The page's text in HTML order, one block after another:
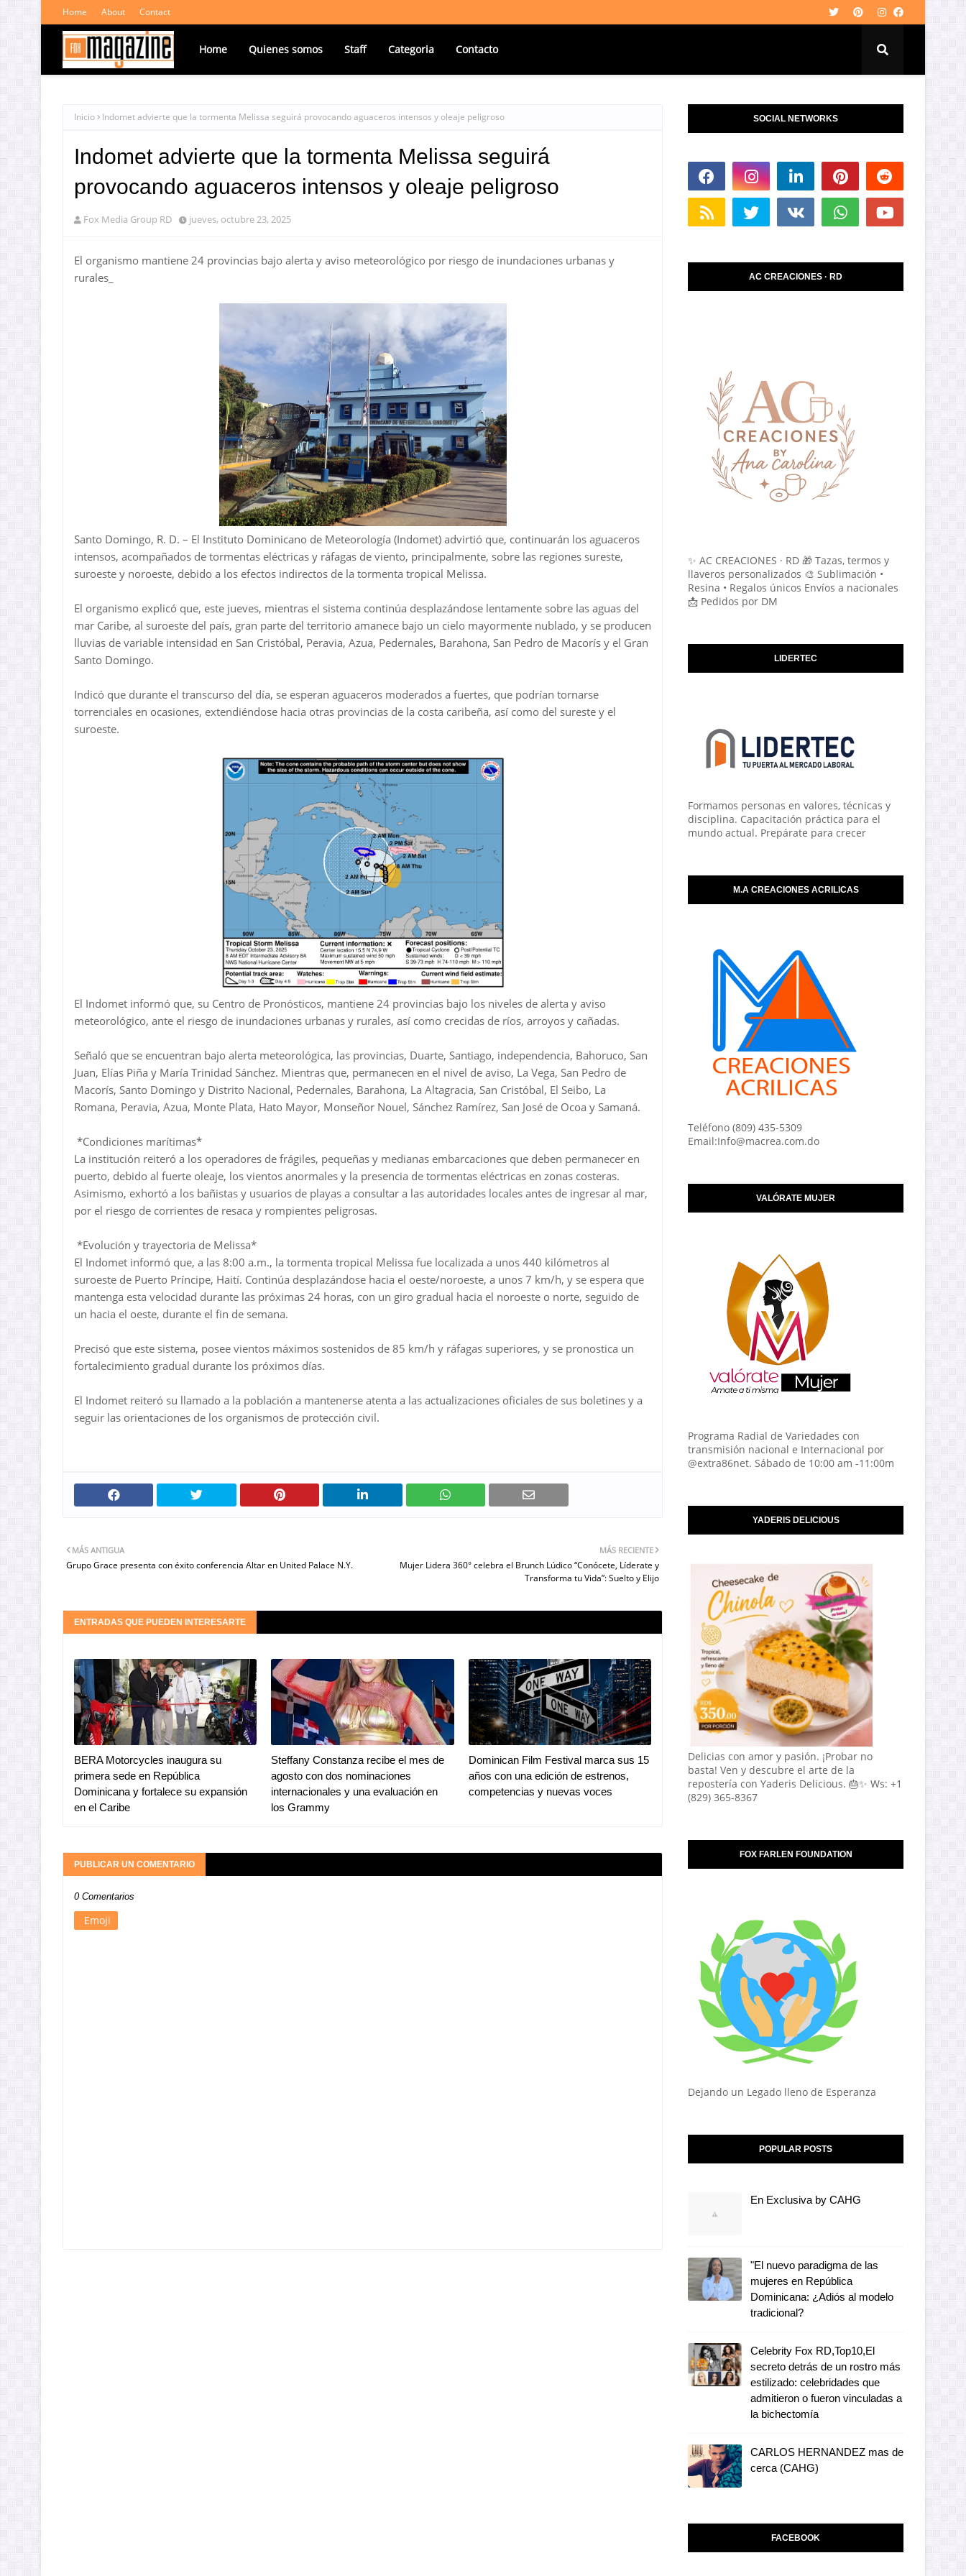
Home About Contact
Home Quienes somos Staff Categoria Contacto
Inicio Indomet advierte que la tormenta Melissa seguirá provocando aguaceros intensos y oleaje peligroso
Indomet advierte que la tormenta Melissa seguirá
provocando aguaceros intensos y oleaje peligroso
Fox Media Group RD jueves, octubre 23, 2025
El organismo mantiene 24 provincias bajo alerta y aviso meteorológico por riesgo de inundaciones urbanas y
rurales_
Santo Domingo, R. D. – El Instituto Dominicano de Meteorología (Indomet) advirtió que, continuarán los aguaceros
intensos, acompañados de tormentas eléctricas y ráfagas de viento, principalmente, sobre las regiones sureste,
suroeste y noroeste, debido a los efectos indirectos de la tormenta tropical Melissa.
El organismo explicó que, este jueves, mientras el sistema continúa desplazándose lentamente sobre las aguas del
mar Caribe, al suroeste del país, gran parte del territorio amanece bajo un cielo mayormente nublado, y se producen
lluvias de variable intensidad en San Cristóbal, Peravia, Azua, Pedernales, Barahona, San Pedro de Macorís y el Gran
Santo Domingo.
Indicó que durante el transcurso del día, se esperan aguaceros moderados a fuertes, que podrían tornarse
torrenciales en ocasiones, extendiéndose hacia otras provincias de la costa caribeña, así como del sureste y el
suroeste.
El Indomet informó que, su Centro de Pronósticos, mantiene 24 provincias bajo los niveles de alerta y aviso
meteorológico, ante el riesgo de inundaciones urbanas y rurales, así como crecidas de ríos, arroyos y cañadas.
Señaló que se encuentran bajo alerta meteorológica, las provincias, Duarte, Santiago, independencia, Bahoruco, San
Juan, Elías Piña y María Trinidad Sánchez. Mientras que, permanecen en el nivel de aviso, La Vega, San Pedro de
Macorís, Santo Domingo y Distrito Nacional, Pedernales, Barahona, La Altagracia, San Cristóbal, El Seibo, La
Romana, Peravia, Azua, Monte Plata, Hato Mayor, Monseñor Nouel, Sánchez Ramírez, San José de Ocoa y Samaná.
*Condiciones marítimas*
La institución reiteró a los operadores de frágiles, pequeñas y medianas embarcaciones que deben permanecer en
puerto, debido al fuerte oleaje, los vientos anormales y la presencia de tormentas eléctricas en zonas costeras.
Asimismo, exhortó a los bañistas y usuarios de playas a consultar a las autoridades locales antes de ingresar al mar,
por el riesgo de corrientes de resaca y rompientes peligrosas.
*Evolución y trayectoria de Melissa*
El Indomet informó que, a las 8:00 a.m., la tormenta tropical Melissa fue localizada a unos 440 kilómetros al
suroeste de Puerto Príncipe, Haití. Continúa desplazándose hacia el oeste/noroeste, a unos 7 km/h, y se espera que
mantenga esta velocidad durante las próximas 24 horas, con un giro gradual hacia el noroeste o norte, seguido de
un hacia el oeste, durante el fin de semana.
Precisó que este sistema, posee vientos máximos sostenidos de 85 km/h y ráfagas superiores, y se pronostica un
fortalecimiento gradual durante los próximos días.
El Indomet reiteró su llamado a la población a mantenerse atenta a las actualizaciones oficiales de sus boletines y a
seguir las orientaciones de los organismos de protección civil.
MÁS RECIENTE
Mujer Lidera 360° celebra el Brunch Lúdico “Conócete, Líderate y
Transforma tu Vida”: Suelto y Elijo
MÁS ANTIGUA
Grupo Grace presenta con éxito conferencia Altar en United Palace N.Y.
ENTRADAS QUE PUEDEN INTERESARTE
BERA Motorcycles inaugura su
primera sede en República
Dominicana y fortalece su expansión
en el Caribe
Steffany Constanza recibe el mes de
agosto con dos nominaciones
internacionales y una evaluación en
los Grammy
Dominican Film Festival marca sus 15
años con una edición de estrenos,
competencias y nuevas voces
PUBLICAR UN COMENTARIO
0 Comentarios
Emoji
SOCIAL NETWORKS
AC CREACIONES · RD
✨ AC CREACIONES · RD 🎁 Tazas, termos y
llaveros personalizados 🎨 Sublimación •
Resina • Regalos únicos Envíos a nacionales
📩 Pedidos por DM
LIDERTEC
Formamos personas en valores, técnicas y
disciplina. Capacitación práctica para el
mundo actual. Prepárate para crecer
M.A CREACIONES ACRILICAS
Teléfono (809) 435-5309
Email:Info@macrea.com.do
VALÓRATE MUJER
Programa Radial de Variedades con
transmisión nacional e Internacional por
@extra86net. Sábado de 10:00 am -11:00m
YADERIS DELICIOUS
Delicias con amor y pasión. ¡Probar no
basta! Ven y descubre el arte de la
repostería con Yaderis Delicious. 🎂✨ Ws: +1
(829) 365-8367
FOX FARLEN FOUNDATION
Dejando un Legado lleno de Esperanza
POPULAR POSTS
En Exclusiva by CAHG
"El nuevo paradigma de las
mujeres en República
Dominicana: ¿Adiós al modelo
tradicional?
Celebrity Fox RD,Top10,El
secreto detrás de un rostro más
estilizado: celebridades que
admitieron o fueron vinculadas a
la bichectomía
CARLOS HERNANDEZ mas de
cerca (CAHG)
FACEBOOK